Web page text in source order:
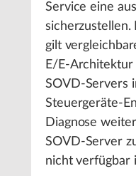
Service eine
gilt
E/E-Architektur
SOVD-Servers
Steuergeräte-
Diagnose
SOVD-Server
nicht verfügbar